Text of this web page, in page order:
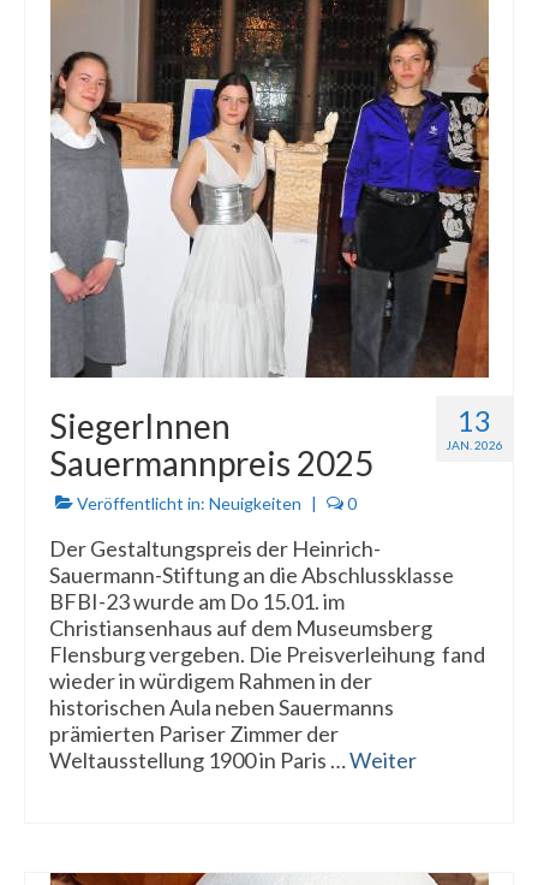
13
JAN. 2026
SiegerInnen
Sauermannpreis 2025
Veröffentlicht in: Neuigkeiten | 0
Der Gestaltungspreis der Heinrich-
Sauermann-Stiftung an die Abschlussklasse
BFBI-23 wurde am Do 15.01. im
Christiansenhaus auf dem Museumsberg
Flensburg vergeben. Die Preisverleihung fand
wieder in würdigem Rahmen in der
historischen Aula neben Sauermanns
prämierten Pariser Zimmer der
Weltausstellung 1900 in Paris …Weiter